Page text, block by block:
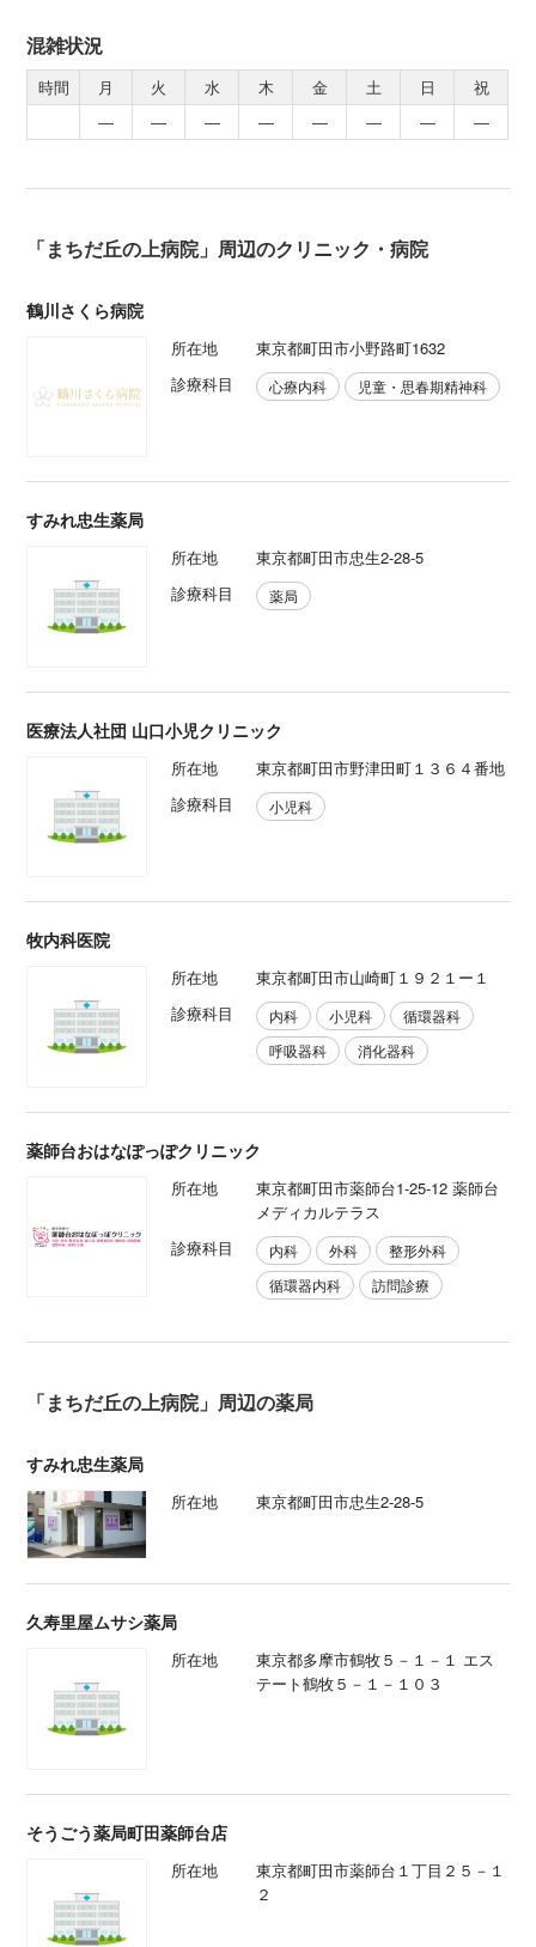
混雑状況
時間 月 火 水 木 金 土 日
祝
―
― ― ― ― ― ― ―
「まちだ丘の上病院」周辺のクリニック・病院
鶴川さくら病院
所在地
東京都町田市小野路町1632
診療科目
心療内科 児童・思春期精神科
すみれ忠生薬局
所在地
東京都町田市忠生2-28-5
診療科目
薬局
医療法人社団 山口小児クリニック
所在地
東京都町田市野津田町１３６４番地
診療科目
小児科
牧内科医院
所在地
東京都町田市山崎町１９２１ー１
診療科目
内科 小児科
循環器科
呼吸器科
消化器科
薬師台おはなぽっぽクリニック
所在地
東京都町田市薬師台1-25-12 薬師台
メディカルテラス
診療科目
内科 外科
整形外科
循環器内科
訪問診療
「まちだ丘の上病院」周辺の薬局
すみれ忠生薬局
所在地 東京都町田市忠生2-28-5
久寿里屋ムサシ薬局
所在地
東京都多摩市鶴牧５－１－１ エス
テート鶴牧５－１－１０３
そうごう薬局町田薬師台店
所在地
東京都町田市薬師台１丁目２５－１
２